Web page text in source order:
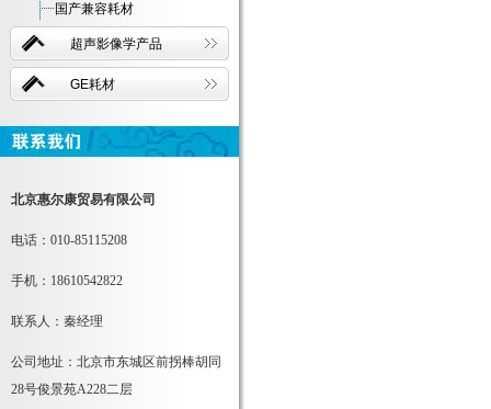
国产兼容耗材
超声影像学产品
GE耗材
北京惠尔康贸易有限公司
电话：010-85115208
手机：18610542822
联系人：秦经理
公司地址：北京市东城区前拐棒胡同
28号俊景苑A228二层